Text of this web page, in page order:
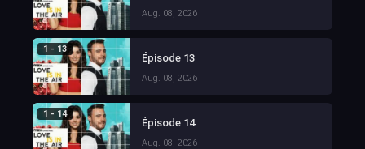
Aug. 08, 2026
1 - 13
Épisode 13
Aug. 08, 2026
1 - 14
Épisode 14
Aug. 08, 2026